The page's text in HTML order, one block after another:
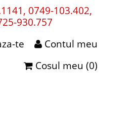
0749-103.402,
930.757
Contul meu
te
Cosul meu (0)